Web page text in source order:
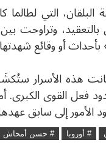
التي
بالتعقيد، وتراوحت
بأحداث أو وقائع
هذه الأسرار
فعل القوى
الأمور إلى سابق
# أوروبا # حسن أمحاش